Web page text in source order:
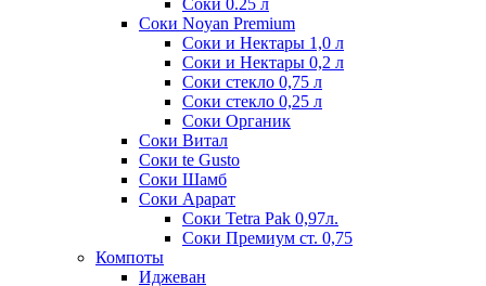
Соки 0.25 л
Соки Noyan Premium
Соки и Нектары 1,0 л
Соки и Нектары 0,2 л
Соки стекло 0,75 л
Соки стекло 0,25 л
Соки Органик
Соки Витал
Соки te Gusto
Соки Шамб
Соки Арарат
Соки Tetra Pak 0,97л.
Соки Премиум ст. 0,75
Компоты
Иджеван